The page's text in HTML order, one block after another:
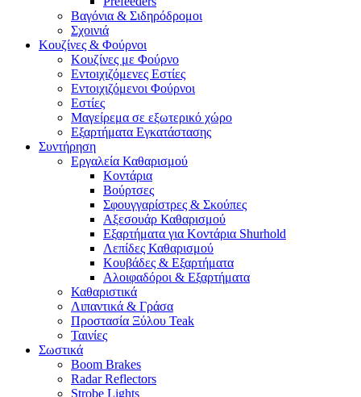
Βαγόνια & Σιδηρόδρομοι
Σχοινιά
Κουζίνες & Φούρνοι
Κουζίνες με Φούρνο
Εντοιχιζόμενες Εστίες
Εντοιχιζόμενοι Φούρνοι
Εστίες
Μαγείρεμα σε εξωτερικό χώρο
Εξαρτήματα Εγκατάστασης
Συντήρηση
Εργαλεία Καθαρισμού
Κοντάρια
Βούρτσες
Σφουγγαρίστρες & Σκούπες
Αξεσουάρ Καθαρισμού
Εξαρτήματα για Κοντάρια Shurhold
Λεπίδες Καθαρισμού
Κουβάδες & Εξαρτήματα
Αλοιφαδόροι & Εξαρτήματα
Καθαριστικά
Λιπαντικά & Γράσα
Προστασία Ξύλου Teak
Ταινίες
Σωστικά
Boom Brakes
Radar Reflectors
Strobe Lights